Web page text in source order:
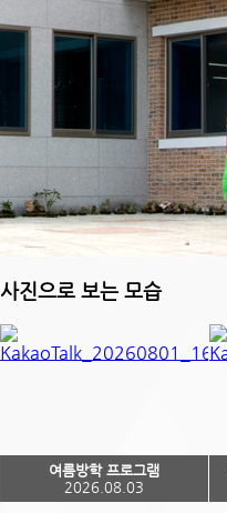
사진으로 보는 모습
여름방학 프로그램
2026.08.03